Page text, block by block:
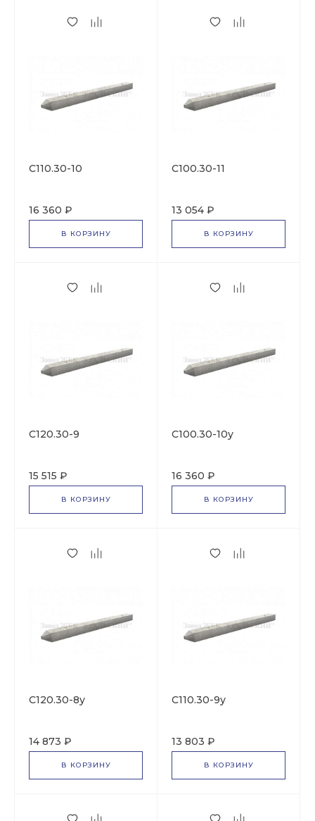
С110.30-10
16 360 ₽
В КОРЗИНУ
С100.30-11
13 054 ₽
В КОРЗИНУ
С120.30-9
15 515 ₽
В КОРЗИНУ
С100.30-10у
16 360 ₽
В КОРЗИНУ
С120.30-8у
14 873 ₽
В КОРЗИНУ
С110.30-9у
13 803 ₽
В КОРЗИНУ